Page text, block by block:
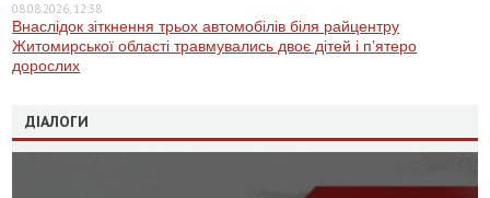
08.08.2026, 12:38
Внаслідок зіткнення трьох автомобілів біля райцентру
Житомирської області травмувались двоє дітей і пʼятеро
дорослих
ДІАЛОГИ